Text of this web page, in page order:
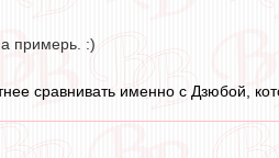
примерь. :)
сравнивать именно с Дзюбой,